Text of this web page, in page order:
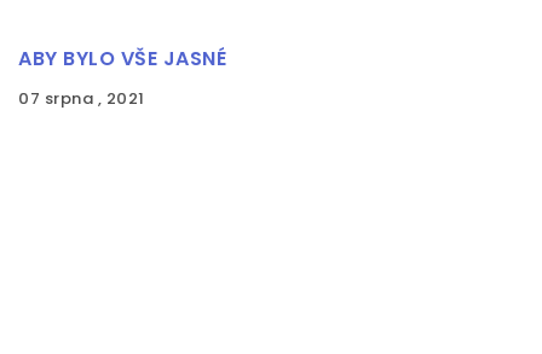
ABY BYLO VŠE JASNÉ
07 srpna , 2021